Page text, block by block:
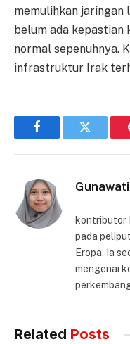
memulihkan jaringan
belum ada
normal sepenuhnya.
infrastruktur Irak
FacebookTwitter
Gunawati
kontributor
pada
Eropa. Ia
mengenai
Related Posts